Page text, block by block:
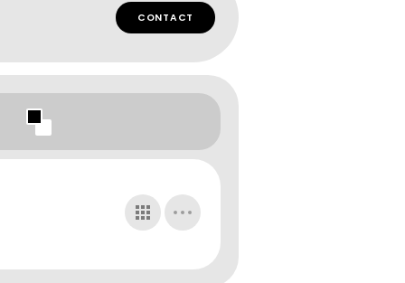
CONTACT